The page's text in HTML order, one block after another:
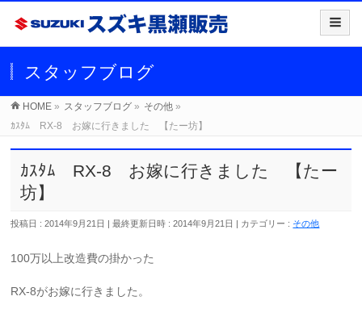
スタッフブログ
HOME » スタッフブログ » その他 »
ｶｽﾀﾑ RX-8 お嫁に行きました 【たー坊】
ｶｽﾀﾑ RX-8 お嫁に行きました 【たー
坊】
投稿日 : 2014年9月21日 最終更新日時 : 2014年9月21日 カテゴリー : その他
100万以上改造費の掛かった
RX-8がお嫁に行きました。